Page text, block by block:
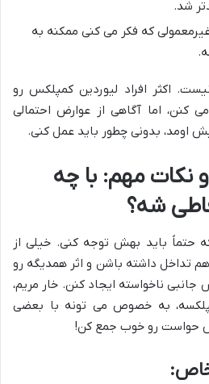
شد.
که فکر می کنی ممکنه به
اکثر افراد لیوردین کمپلکس رو
اما آگاهی از عوارض احتمالی
اومد، بدونی چطور باید عمل کنی.
نکات مهم: با چه
شه؟
باید بهش توجه کنی. خیلی از
تداخل داشته باشن و اثر همدیگه رو
جانبی ناخواسته ایجاد کنن. خار مریم،
به خصوص می تونه با بعضی
حواست رو خوب جمع کن!
خاص: